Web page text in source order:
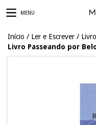
MENU
Início / Ler e Escrever / Livro
Livro Passeando por